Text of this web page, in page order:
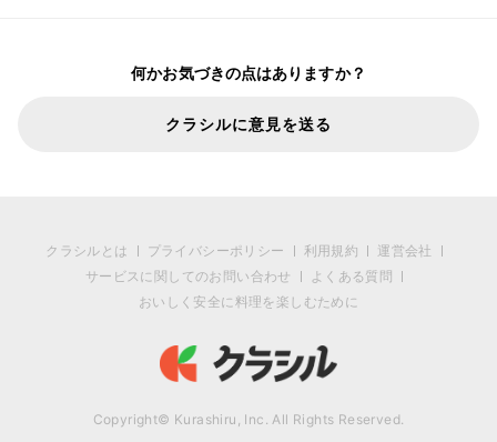
何かお気づきの点はありますか？
クラシルに意見を送る
クラシルとは プライバシーポリシー 利用規約
運営会社
サービスに関してのお問い合わせ
よくある質問
おいしく安全に料理を楽しむために
Copyright© Kurashiru, Inc. All Rights Reserved.